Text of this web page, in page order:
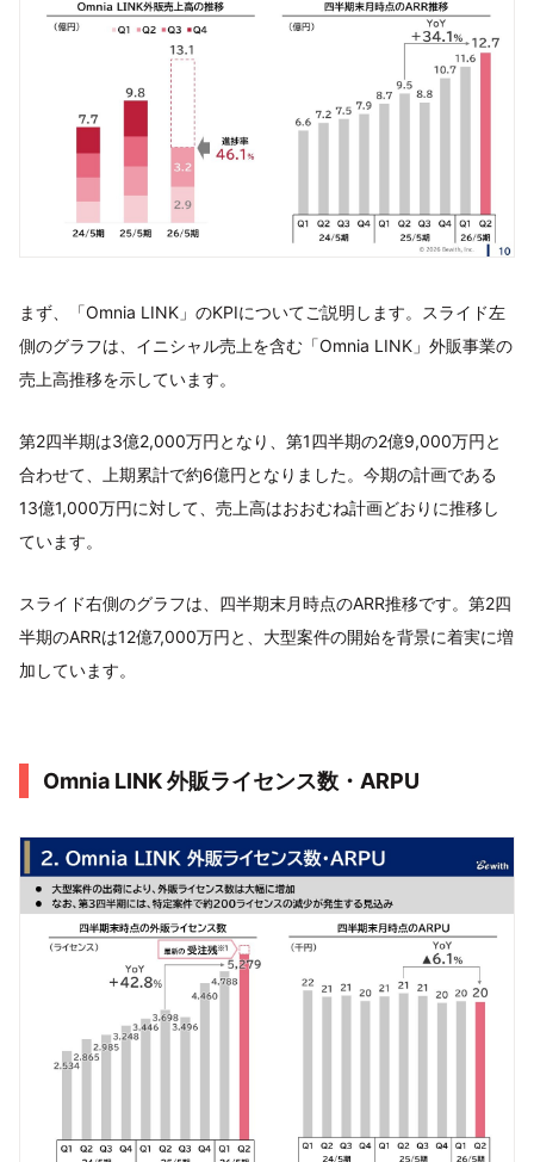
まず、「Omnia LINK」のKPIについてご説明します。スライド左
側のグラフは、イニシャル売上を含む「Omnia LINK」外販事業の
売上高推移を示しています。
第2四半期は3億2,000万円となり、第1四半期の2億9,000万円と
合わせて、上期累計で約6億円となりました。今期の計画である
13億1,000万円に対して、売上高はおおむね計画どおりに推移し
ています。
スライド右側のグラフは、四半期末月時点のARR推移です。第2四
半期のARRは12億7,000万円と、大型案件の開始を背景に着実に増
加しています。
Omnia LINK 外販ライセンス数・ARPU